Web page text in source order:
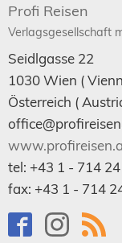
Profi Reisen
Verlagsgesellschaft
Seidlgasse 22
1030Wien (
Österreich (
tel: +43 1 - 714
fax: +43 1 - 714